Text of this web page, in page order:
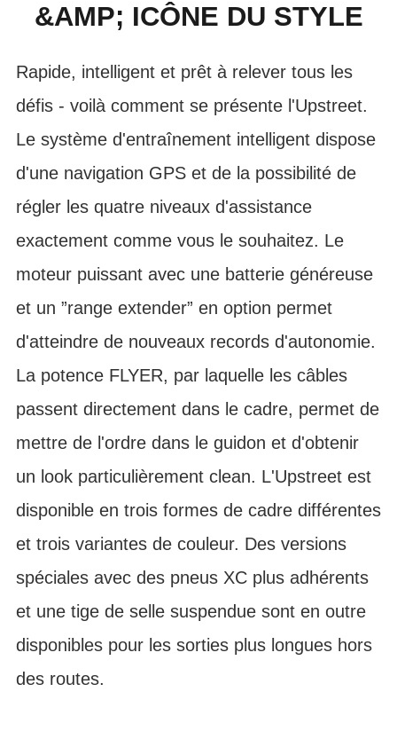
&AMP; ICÔNE DU STYLE
Rapide, intelligent et prêt à relever tous les
défis - voilà comment se présente l'Upstreet.
Le système d'entraînement intelligent dispose
d'une navigation GPS et de la possibilité de
régler les quatre niveaux d'assistance
exactement comme vous le souhaitez. Le
moteur puissant avec une batterie généreuse
et un ”range extender” en option permet
d'atteindre de nouveaux records d'autonomie.
La potence FLYER, par laquelle les câbles
passent directement dans le cadre, permet de
mettre de l'ordre dans le guidon et d'obtenir
un look particulièrement clean. L'Upstreet est
disponible en trois formes de cadre différentes
et trois variantes de couleur. Des versions
spéciales avec des pneus XC plus adhérents
et une tige de selle suspendue sont en outre
disponibles pour les sorties plus longues hors
des routes.